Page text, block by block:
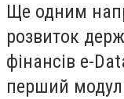
Ще одним
розвиток
фінансів e-
перший